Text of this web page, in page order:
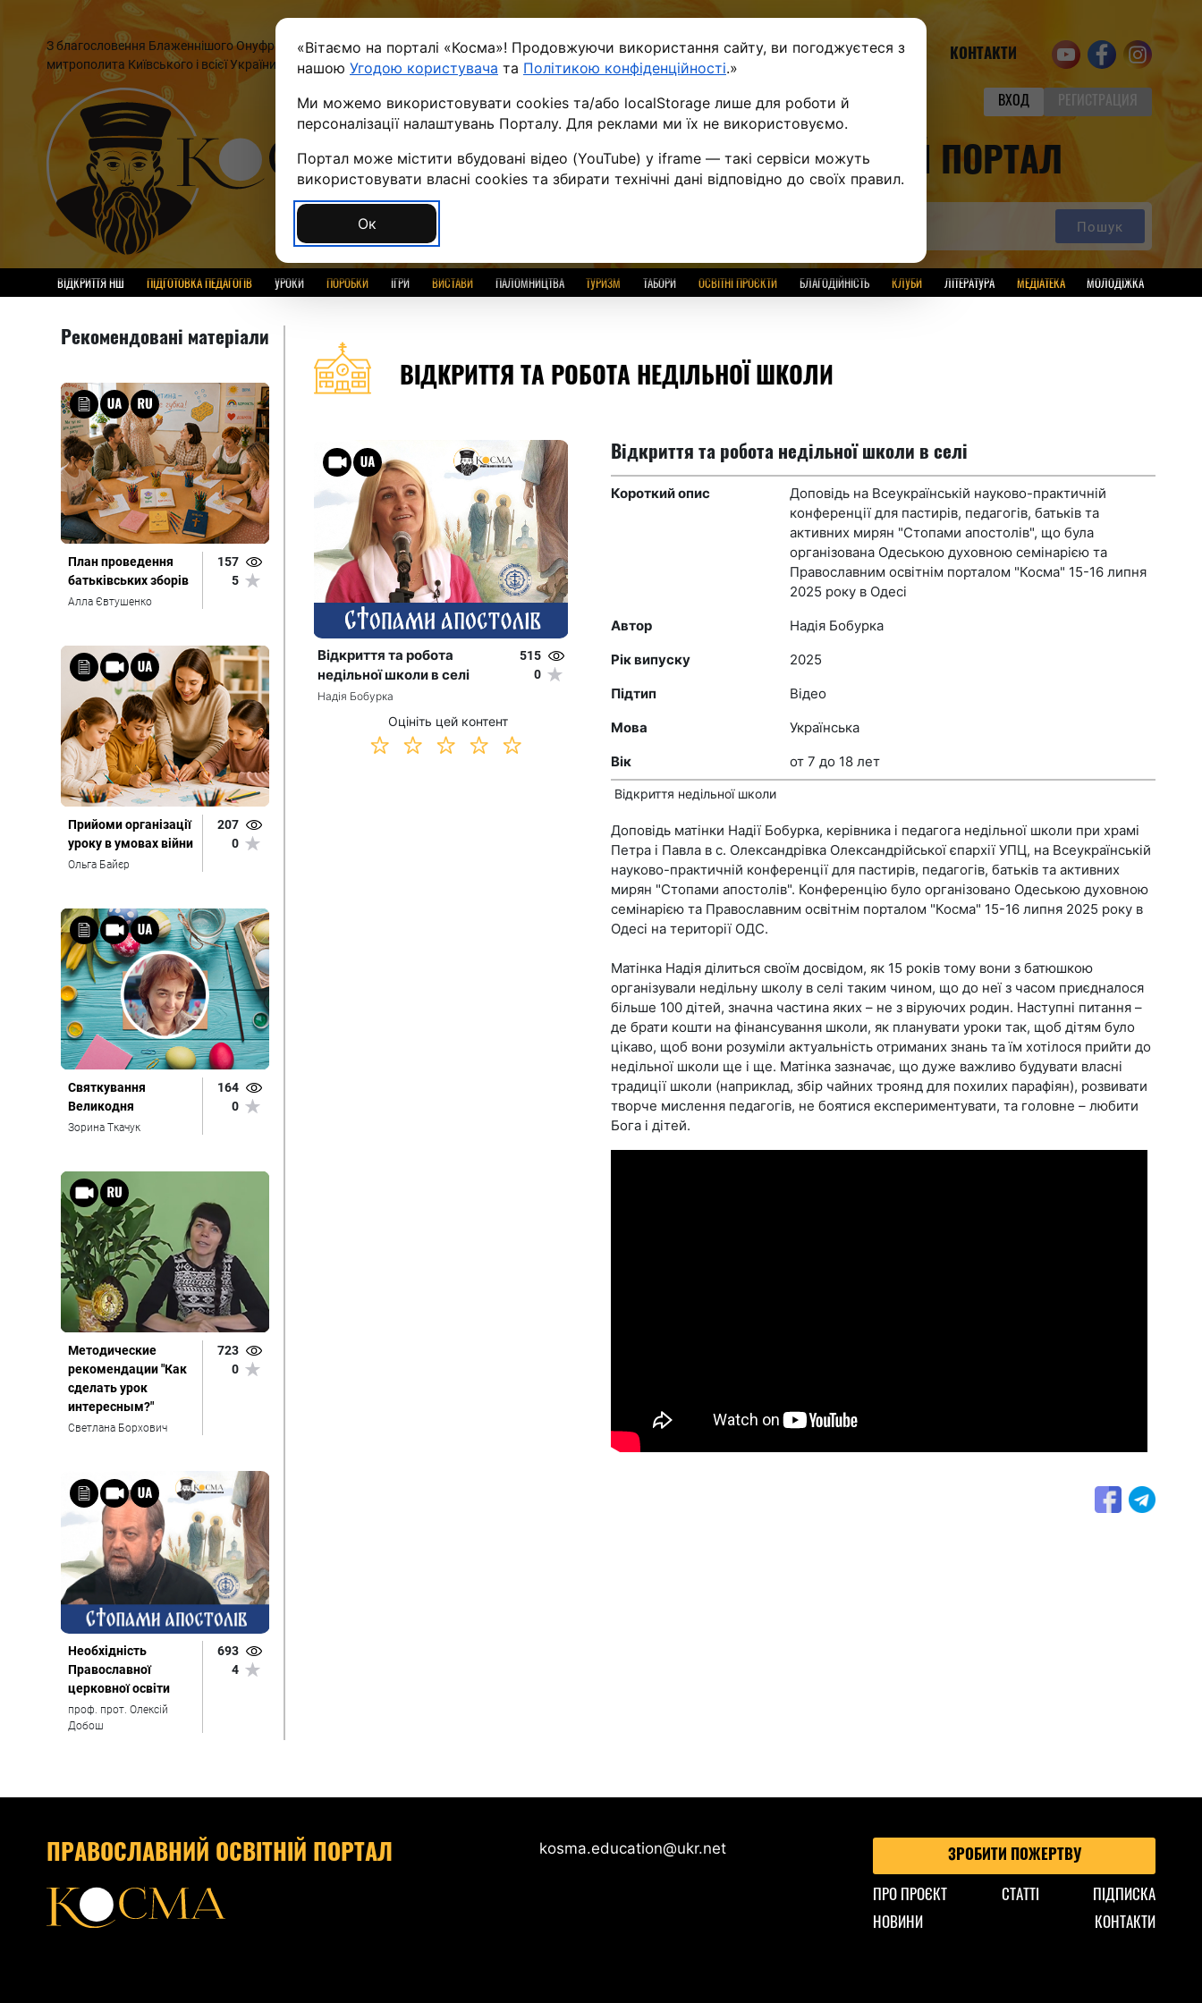
«Вітаємо на порталі «Косма»! Продовжуючи використання сайту, ви погоджуєтеся з
нашою Угодою користувача та Політикою конфіденційності.»
Ми можемо використовувати cookies та/або localStorage лише для роботи й
персоналізації налаштувань Порталу. Для реклами ми їх не використовуємо.
Портал може містити вбудовані відео (YouTube) у iframe — такі сервіси можуть
використовувати власні cookies та збирати технічні дані відповідно до своїх правил.
Ок
З благословення Блаженнішого Онуфрія,
митрополита Київського і всієї України
ПРО ПРОЄКТ НОВИНИ СТАТТІ ДОПОМОГА ПІДПИСКА КОНТАКТИ
UA RUS ENG PL BLG SERB ВХОД РЕГИСТРАЦИЯ
ПРАВОСЛАВНИЙ ОСВІТНІЙ ПОРТАЛ
Пошук
ВІДКРИТТЯ НШ ПІДГОТОВКА ПЕДАГОГІВ УРОКИ ПОРОБКИ ІГРИ ВИСТАВИ ПАЛОМНИЦТВА ТУРИЗМ ТАБОРИ ОСВІТНІ ПРОЄКТИ БЛАГОДІЙНІСТЬ КЛУБИ ЛІТЕРАТУРА МЕДІАТЕКА МОЛОДІЖКА
Рекомендовані матеріали
План проведення
батьківських зборів
Алла Євтушенко
157
5
Прийоми організації
уроку в умовах війни
Ольга Байєр
207
0
Святкування
Великодня
Зорина Ткачук
164
0
Методические
рекомендации "Как
сделать урок
интересным?"
Светлана Борхович
723
0
Необхідність
Православної
церковної освіти
проф. прот. Олексій
Добош
693
4
ВІДКРИТТЯ ТА РОБОТА НЕДІЛЬНОЇ ШКОЛИ
Відкриття та робота
недільної школи в селі
Надія Бобурка
515
0
Оцініть цей контент
Відкриття та робота недільної школи в селі
Короткий опис
Доповідь на Всеукраїнській науково-практичній
конференції для пастирів, педагогів, батьків та
активних мирян "Стопами апостолів", що була
організована Одеською духовною семінарією та
Православним освітнім порталом "Косма" 15-16 липня
2025 року в Одесі
Автор
Надія Бобурка
Рік випуску
2025
Підтип
Відео
Мова
Українська
Вік
от 7 до 18 лет
Відкриття недільної школи
Доповідь матінки Надії Бобурка, керівника і педагога недільної школи при храмі
Петра і Павла в с. Олександрівка Олександрійської єпархії УПЦ, на Всеукраїнській
науково-практичній конференції для пастирів, педагогів, батьків та активних
мирян "Стопами апостолів". Конференцію було організовано Одеською духовною
семінарією та Православним освітнім порталом "Косма" 15-16 липня 2025 року в
Одесі на території ОДС.
Матінка Надія ділиться своїм досвідом, як 15 років тому вони з батюшкою
організували недільну школу в селі таким чином, що до неї з часом приєдналося
більше 100 дітей, значна частина яких – не з віруючих родин. Наступні питання –
де брати кошти на фінансування школи, як планувати уроки так, щоб дітям було
цікаво, щоб вони розуміли актуальність отриманих знань та їм хотілося прийти до
недільної школи ще і ще. Матінка зазначає, що дуже важливо будувати власні
традиції школи (наприклад, збір чайних троянд для похилих парафіян), розвивати
творче мислення педагогів, не боятися експериментувати, та головне – любити
Бога і дітей.
ПРАВОСЛАВНИЙ ОСВІТНІЙ ПОРТАЛ kosma.education@ukr.net ЗРОБИТИ ПОЖЕРТВУ
ПРО ПРОЄКТ СТАТТІ
ПІДПИСКА
НОВИНИ
КОНТАКТИ